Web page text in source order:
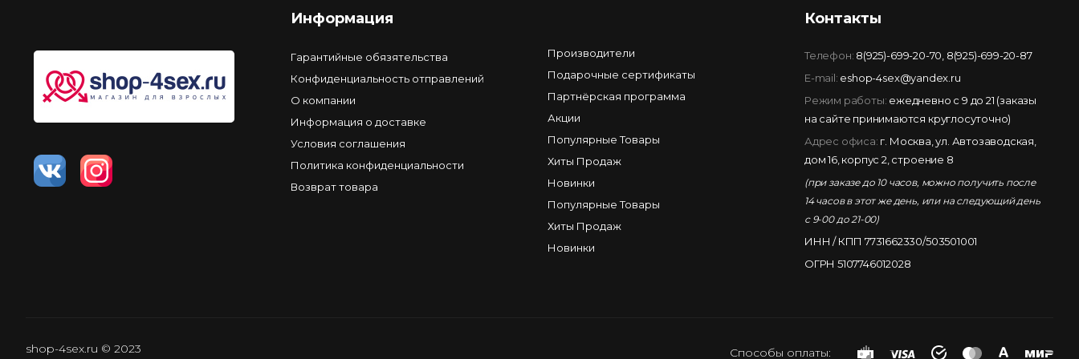
Информация
Гарантийные обязятельства
Конфиденциальность отправлений
О компании
Информация о доставке
Условия соглашения
Политика конфиденциальности
Возврат товара
Производители
Подарочные сертификаты
Партнёрская программа
Акции
Популярные Товары
Хиты Продаж
Новинки
Популярные Товары
Хиты Продаж
Новинки
Контакты
Телефон: 8(925)-699-20-70 8(925)-699-20-87
E-mail: eshop-4sex@yandex.ru
Режим работы: ежедневно с 9 до 21 (заказы
на сайте принимаются круглосуточно)
Адрес офиса: г. Москва, ул. Автозаводская,
дом 16, корпус 2, строение 8
(при заказе до 10 часов, можно получить после
14 часов в этот же день, или на следующий день
с 9-00 до 21-00)
ИНН / КПП 7731662330/503501001
ОГРН 5107746012028
shop-4sex.ru © 2023 Способы оплаты: